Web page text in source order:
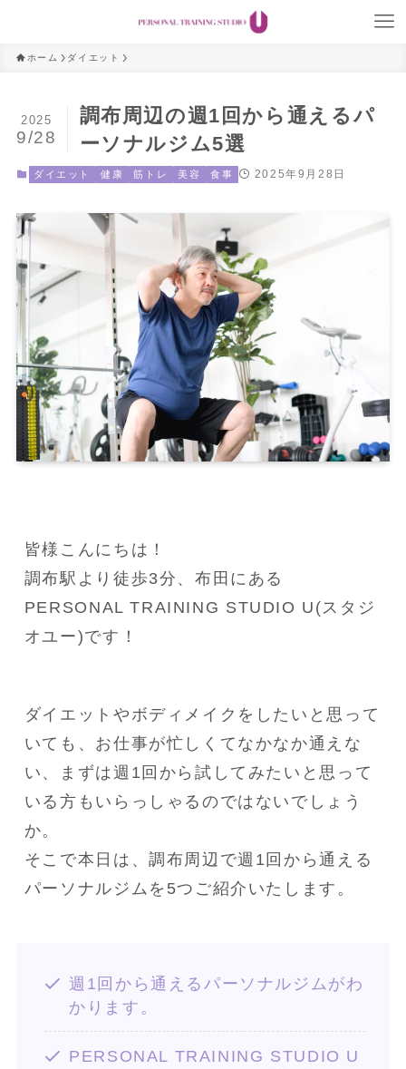
ホーム ダイエット
調布周辺の週1回から通えるパ
ーソナルジム5選
2025
9/28
ダイエット 健康 筋トレ 美容 食事 2025年9月28日
皆様こんにちは！
調布駅より徒歩3分、布田にある
PERSONAL TRAINING STUDIO U(スタジ
オユー)です！
ダイエットやボディメイクをしたいと思って
いても、お仕事が忙しくてなかなか通えな
い、まずは週1回から試してみたいと思って
いる方もいらっしゃるのではないでしょう
か。
そこで本日は、調布周辺で週1回から通える
パーソナルジムを5つご紹介いたします。
週1回から通えるパーソナルジムがわ
かります。
PERSONAL TRAINING STUDIO U